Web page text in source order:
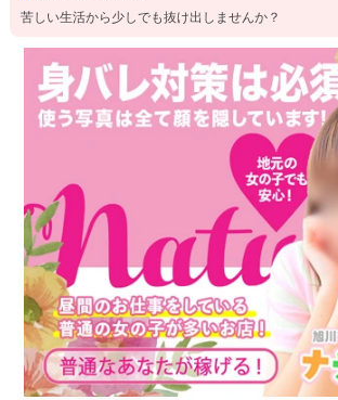
苦しい生活から少しでも抜け出しませんか？